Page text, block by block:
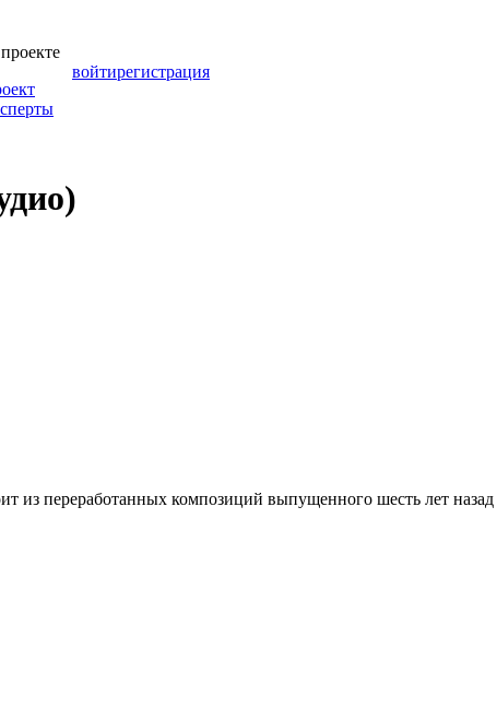
войтирегистрация
из переработанных композиций выпущенного шесть лет